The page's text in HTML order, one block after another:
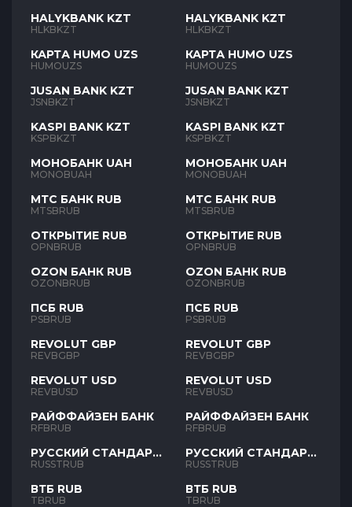
HALYKBANK KZT
HLKBKZT
КАРТА HUMO UZS
HUMOUZS
JUSAN BANK KZT
JSNBKZT
KASPI BANK KZT
KSPBKZT
МОНОБАНК UAH
MONOBUAH
МТС БАНК RUB
MTSBRUB
ОТКРЫТИЕ RUB
OPNBRUB
OZON БАНК RUB
OZONBRUB
ПСБ RUB
PSBRUB
REVOLUT GBP
REVBGBP
REVOLUT USD
REVBUSD
РАЙФФАЙЗЕН БАНК
RFBRUB
РУССКИЙ СТАНДАРТ
RUB
RUSSTRUB
ВТБ RUB
TBRUB
HALYKBANK KZT
HLKBKZT
КАРТА HUMO UZS
HUMOUZS
JUSAN BANK KZT
JSNBKZT
KASPI BANK KZT
KSPBKZT
МОНОБАНК UAH
MONOBUAH
МТС БАНК RUB
MTSBRUB
ОТКРЫТИЕ RUB
OPNBRUB
OZON БАНК RUB
OZONBRUB
ПСБ RUB
PSBRUB
REVOLUT GBP
REVBGBP
REVOLUT USD
REVBUSD
РАЙФФАЙЗЕН БАНК
RFBRUB
РУССКИЙ СТАНДАРТ
RUB
RUSSTRUB
ВТБ RUB
TBRUB